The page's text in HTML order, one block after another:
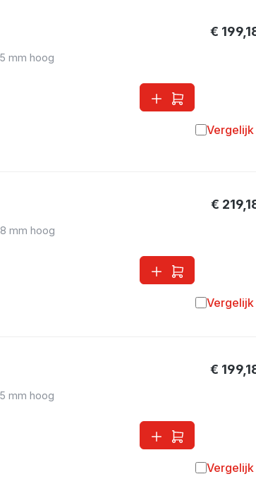
mm hoog
€
Vergelijk
mm hoog
€
Vergelijk
mm hoog
€
Vergelijk